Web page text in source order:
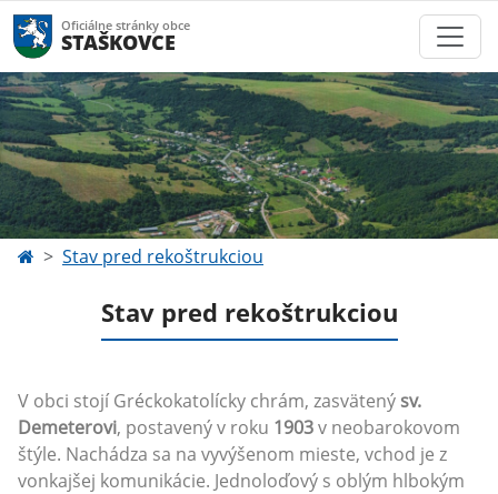
Oficiálne stránky obce
STAŠKOVCE
Stav pred rekoštrukciou
Stav pred rekoštrukciou
V obci stojí Gréckokatolícky chrám, zasvätený sv.
Demeterovi, postavený v roku 1903v neobarokovom
štýle. Nachádza sa na vyvýšenom mieste, vchod je z
vonkajšej komunikácie. Jednoloďový s oblým hlbokým